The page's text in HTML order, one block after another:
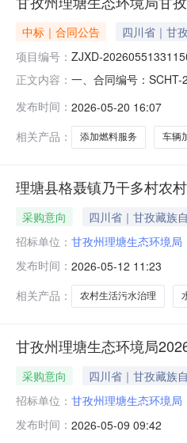
中标｜合同公告 四川省｜甘
项目编号： ZJXD-
正文内容： 一、合同编号：
环境局联系方式：
发布时间： 2026-05-20 16:07
相关产品：
添加燃料服务 车辆
理塘县格聂镇乃干多村农
采购意向 四川省｜甘孜藏族
招标单位： 甘孜州理塘生态环境局
发布时间： 2026-05-12 11:23
相关产品：
农村生活污水治理
甘孜州理塘生态环境局
采购意向 四川省｜甘孜藏族
招标单位： 甘孜州理塘生态环境局
发布时间： 2026-05-09 09:42